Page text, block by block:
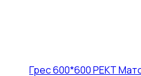
Грес 600*600 РЕКТ